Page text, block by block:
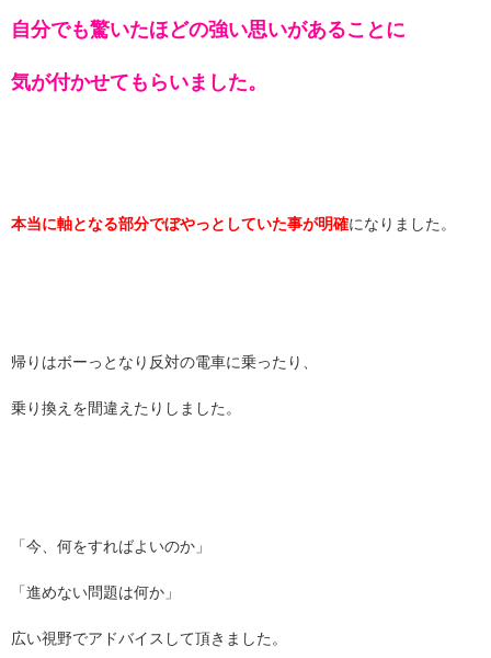
自分でも驚いたほどの強い思いがあることに
気が付かせてもらいました。
本当に軸となる部分でぼやっとしていた事が明確になりました。
帰りはボーっとなり反対の電車に乗ったり、
乗り換えを間違えたりしました。
「今、何をすればよいのか」
「進めない問題は何か」
広い視野でアドバイスして頂きました。